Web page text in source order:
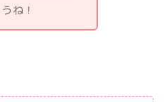
ね！